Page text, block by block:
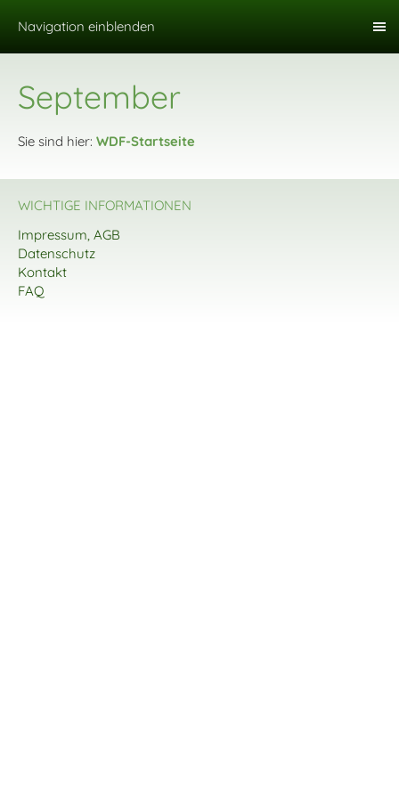
Navigation einblenden
September
Sie sind hier: WDF-Startseite
WICHTIGE INFORMATIONEN
Impressum, AGB
Datenschutz
Kontakt
FAQ